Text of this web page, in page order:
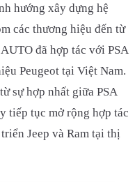
hướng xây dựng hệ
các thương hiệu đến từ
đã hợp tác với PSA
Peugeot tại Việt Nam.
sự hợp nhất giữa PSA
tiếp tục mở rộng hợp tác
Jeep và Ram tại thị